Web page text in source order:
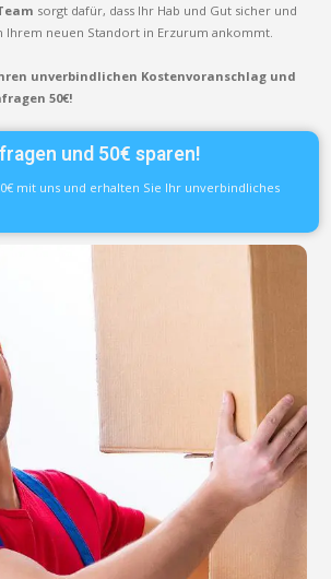
sorgt dafür, dass Ihr Hab und Gut sicher und
Ihrem neuen Standort in Erzurum ankommt.
unverbindlichen Kostenvoranschlag und
50€!
und 50€ sparen!
mit uns und erhalten Sie Ihr unverbindliches